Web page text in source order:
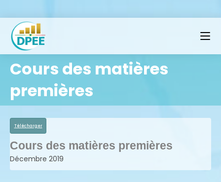
Cours des matières
premières
Télécharger
Cours des matières premières
Décembre 2019